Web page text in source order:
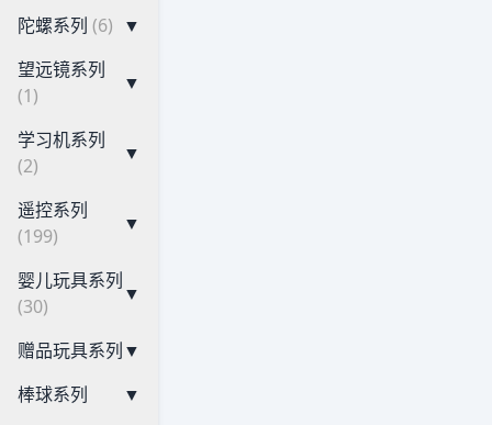
陀螺系列 (6) ▼
望远镜系列
(1)
▼
学习机系列
(2)
▼
遥控系列
(199)
▼
婴儿玩具系列
(30)
▼
赠品玩具系列▼
棒球系列
▼